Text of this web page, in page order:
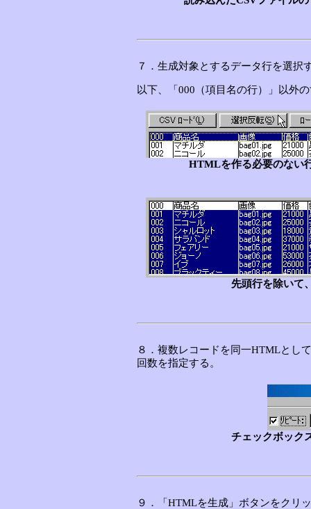
７．生成対象とするデータ行を選択
以下、「000（項目名の行）」以外
HTMLを作る必要のない
先頭行を除いて
８．複数レコードを同一HTMLとし
回数を指定する。
チェックボック
９．「HTMLを生成」ボタンをクリ